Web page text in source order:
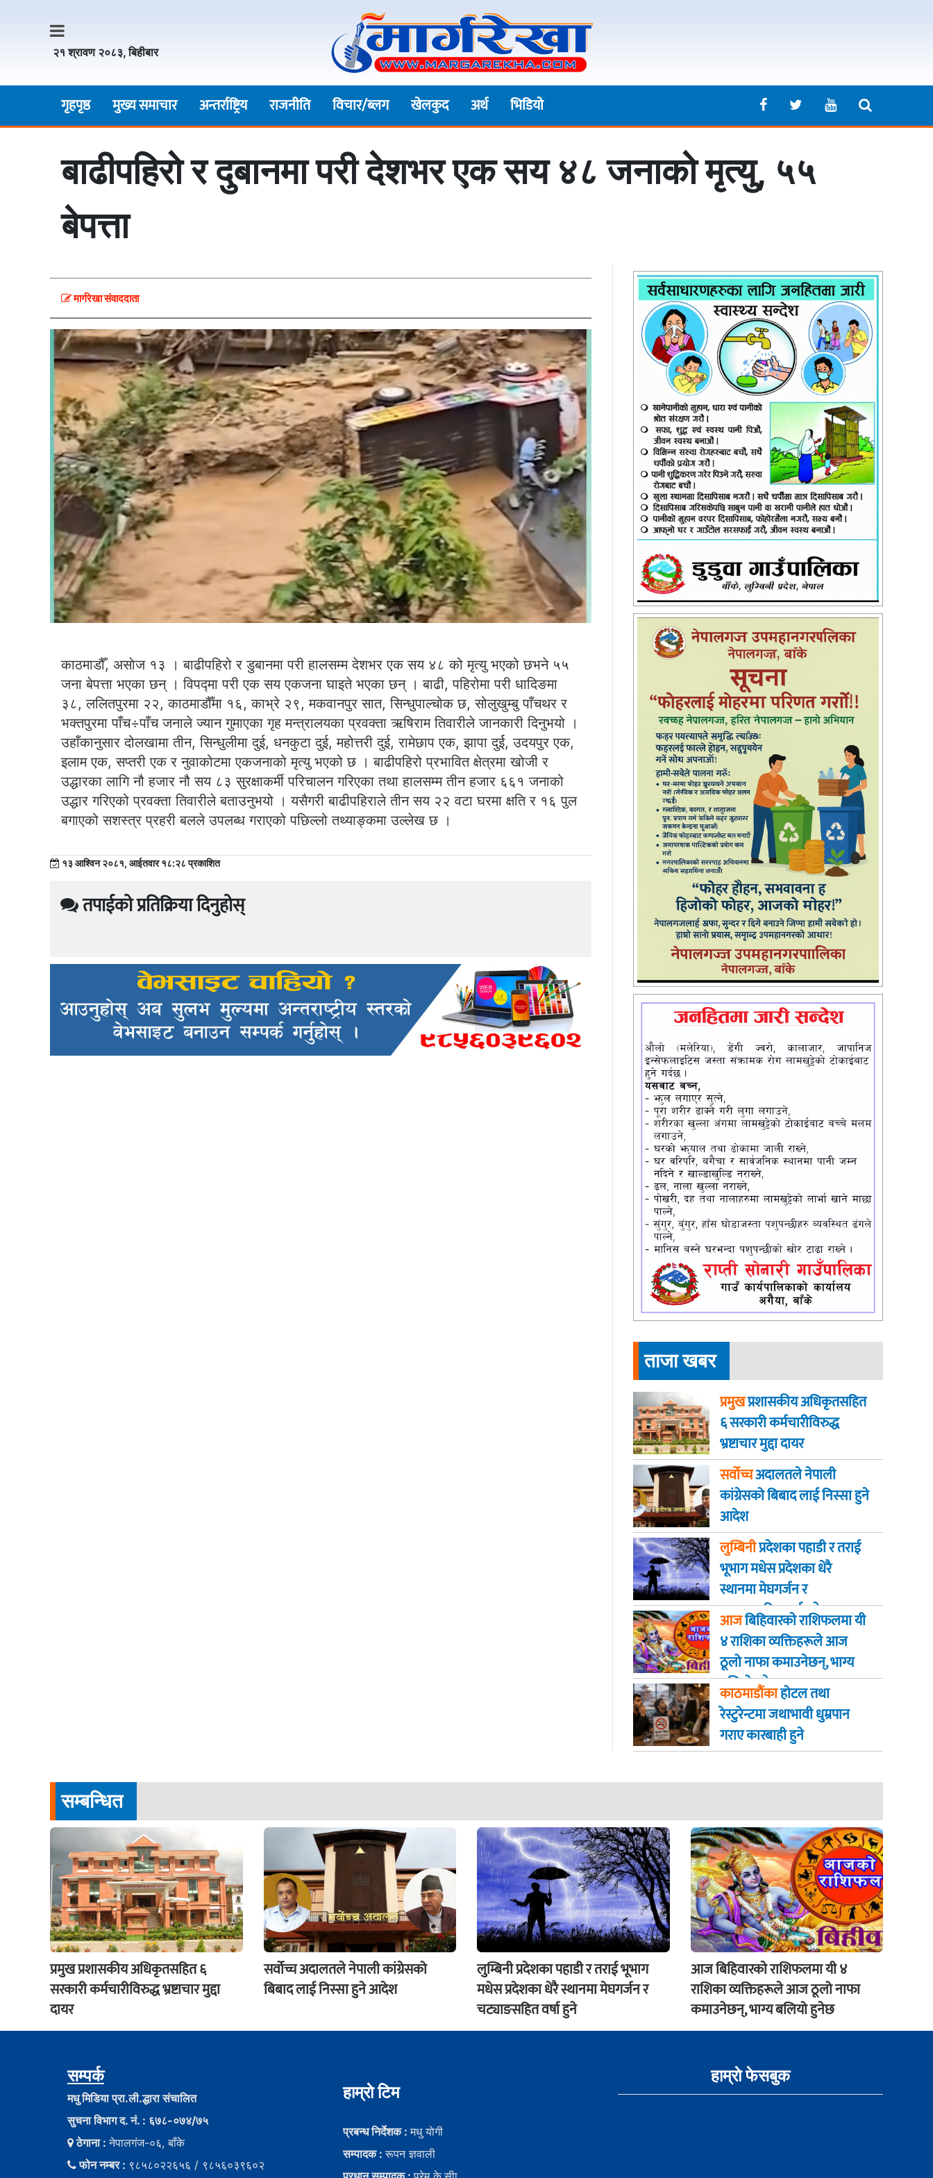
२१ श्रावण २०८३, बिहीबार
गृहपृष्ठ मुख्य समाचार अन्तर्राष्ट्रिय राजनीति विचार/ब्लग खेलकुद अर्थ भिडियाे
बाढीपहिरो र दुबानमा परी देशभर एक सय ४८ जनाको मृत्यु, ५५
बेपत्ता
मार्गरेखा संवाददाता
काठमाडौँ, असाेज १३ । बाढीपहिरो र डुबानमा परी हालसम्म देशभर एक सय ४८ को मृत्यु भएको छभने ५५
जना बेपत्ता भएका छन् । विपद्मा परी एक सय एकजना घाइते भएका छन् । बाढी, पहिरोमा परी धादिङमा
३८, ललितपुरमा २२, काठमाडौँमा १६, काभ्रे २९, मकवानपुर सात, सिन्धुपाल्चोक छ, सोलुखुम्बु पाँचथर र
भक्तपुरमा पाँच÷पाँच जनाले ज्यान गुमाएका गृह मन्त्रालयका प्रवक्ता ऋषिराम तिवारीले जानकारी दिनुभयो ।
उहाँकानुसार दोलखामा तीन, सिन्धुलीमा दुई, धनकुटा दुई, महोत्तरी दुई, रामेछाप एक, झापा दुर्ई, उदयपुर एक,
इलाम एक, सप्तरी एक र नुवाकोटमा एकजनाको मृत्यु भएको छ । बाढीपहिरो प्रभावित क्षेत्रमा खोजी र
उद्धारका लागि नौ हजार नौ सय ८३ सुरक्षाकर्मी परिचालन गरिएका तथा हालसम्म तीन हजार ६६१ जनाको
उद्धार गरिएको प्रवक्ता तिवारीले बताउनुभयो । यसैगरी बाढीपहिराले तीन सय २२ वटा घरमा क्षति र १६ पुल
बगाएको सशस्त्र प्रहरी बलले उपलब्ध गराएको पछिल्लो तथ्याङ्कमा उल्लेख छ ।
१३ आश्विन २०८१, आईतवार १८:२८ प्रकाशित
तपाईको प्रतिक्रिया दिनुहोस्
ताजा खबर
प्रमुखप्रशासकीय अधिकृतसहित
६ सरकारी कर्मचारीविरुद्ध
भ्रष्टाचार मुद्दा दायर
सर्वोच्चअदालतले नेपाली
कांग्रेसको बिबाद लाई निस्सा हुने
आदेश
लुम्बिनीप्रदेशका पहाडी र तराई
भूभाग मधेस प्रदेशका धेरै
स्थानमा मेघगर्जन र
चट्याङसहित वर्षा हुने
आजबिहिवारकाे राशिफलमा यी
४ राशिका व्यक्तिहरूले आज
ठूलो नाफा कमाउनेछन्, भाग्य
बलियो हुनेछ
काठमाडौंकाहोटल तथा
रेस्टुरेन्टमा जथाभावी धुम्रपान
गराए कारबाही हुने
सम्बन्धित
प्रमुख प्रशासकीय अधिकृतसहित ६
सरकारी कर्मचारीविरुद्ध भ्रष्टाचार मुद्दा
दायर
सर्वोच्च अदालतले नेपाली कांग्रेसको
बिबाद लाई निस्सा हुने आदेश
लुम्बिनी प्रदेशका पहाडी र तराई भूभाग
मधेस प्रदेशका धेरै स्थानमा मेघगर्जन र
चट्याङसहित वर्षा हुने
आज बिहिवारकाे राशिफलमा यी ४
राशिका व्यक्तिहरूले आज ठूलो नाफा
कमाउनेछन्, भाग्य बलियो हुनेछ
सम्पर्क
मधु मिडिया प्रा.ली.द्धारा संचालित
सुचना विभाग द. नं. : ६७८-०७४/७५
ठेगाना :नेपालगंज-०६, बाँके
फोन नम्बर : ९८५८०२२६५६ / ९८५६०३९६०२
हाम्राे टिम
प्रबन्ध निर्देशक :मधु याेगी
सम्पादक :रूपन ज्ञवाली
हाम्राे फेसबुक